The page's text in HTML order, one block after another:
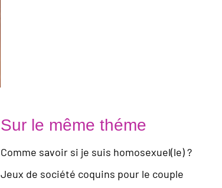
Sur le même théme
Comme savoir si je suis homosexuel(le) ?
Jeux de société coquins pour le couple